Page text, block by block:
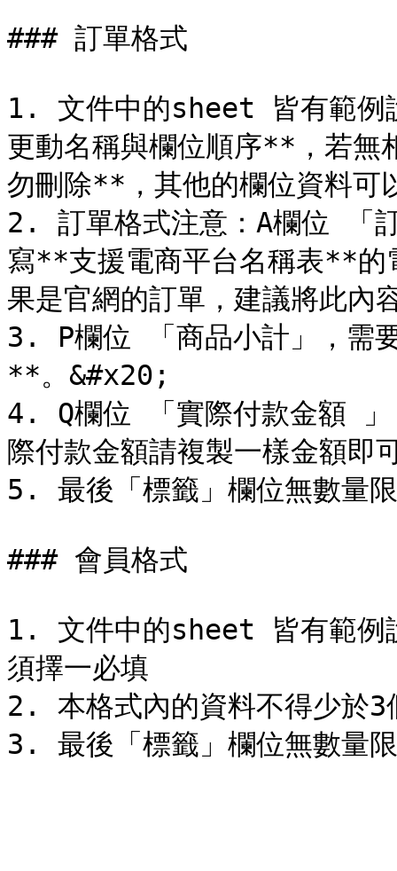
### 訂單格式
1. 文件中的sheet 皆有範例
更動名稱與欄位順序**，若無
勿刪除**，其他的欄位資料可
2. 訂單格式注意：A欄位 「
寫**支援電商平台名稱表**
果是官網的訂單，建議將此內
3. P欄位 「商品小計」，需
**。&#x20;
4. Q欄位 「實際付款金額 」
際付款金額請複製一樣金額即
5. 最後「標籤」欄位無數量
### 會員格式
1. 文件中的sheet 皆有範例
須擇一必填
2. 本格式內的資料不得少於3